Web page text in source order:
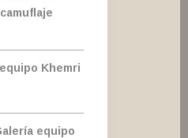
Khemri
equipo